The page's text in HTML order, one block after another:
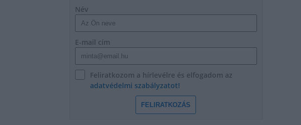
Név
E-mail cím
Feliratkozom a hírlevélre és elfogadom az
adatvédelmi szabályzatot!
FELIRATKOZÁS